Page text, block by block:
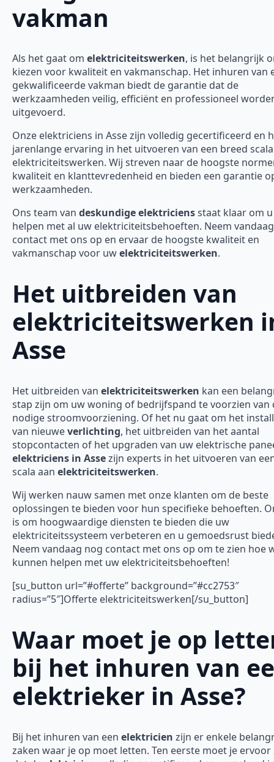
vakman
Als het gaat om elektriciteitswerken, is het belangrijk
kiezen voor kwaliteit en vakmanschap. Het inhuren van
gekwalificeerde vakman biedt de garantie dat de
werkzaamheden veilig, efficiënt en professioneel
uitgevoerd.
Onze elektriciens in Asse zijn volledig gecertificeerd en
jarenlange ervaring in het uitvoeren van een breed
elektriciteitswerken. Wij streven naar de hoogste
kwaliteit en klanttevredenheid en bieden een garantie
werkzaamheden.
Ons team van deskundige elektriciensstaat klaar om
helpen met al uw elektriciteitsbehoeften. Neem
contact met ons op en ervaar de hoogste kwaliteit en
vakmanschap voor uwelektriciteitswerken.
Het uitbreiden van
elektriciteitswerken
Asse
Het uitbreiden van elektriciteitswerken kan een
stap zijn om uw woning of bedrijfspand te voorzien van
nodige stroomvoorziening. Of het nu gaat om het
van nieuweverlichting, het uitbreiden van het aantal
stopcontacten of het upgraden van uw elektrische
elektriciens in Assezijn experts in het uitvoeren van
scala aan elektriciteitswerken.
Wij werken nauw samen met onze klanten om de beste
oplossingen te bieden voor hun specifieke behoeften.
is om hoogwaardige diensten te bieden die uw
elektriciteitssysteem verbeteren en u gemoedsrust
Neem vandaag nog contact met ons op om te zien hoe
kunnen helpen met uw elektriciteitsbehoeften!
[su_button url=”#offerte” background=”#cc2753″
radius=”5″]Offerte elektriciteitswerken[/su_button]
Waar moet je op
bij het inhuren van
elektrieker in Asse?
Bij het inhuren van een elektricien zijn er enkele
zaken waar je op moet letten. Ten eerste moet je